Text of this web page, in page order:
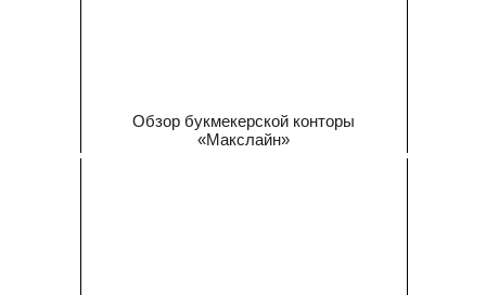
Обзор букмекерской конторы
«Макслайн»